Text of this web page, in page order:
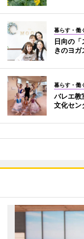
暮らす・働
日向の
きのヨガ
暮らす・働
バレエ
文化セン